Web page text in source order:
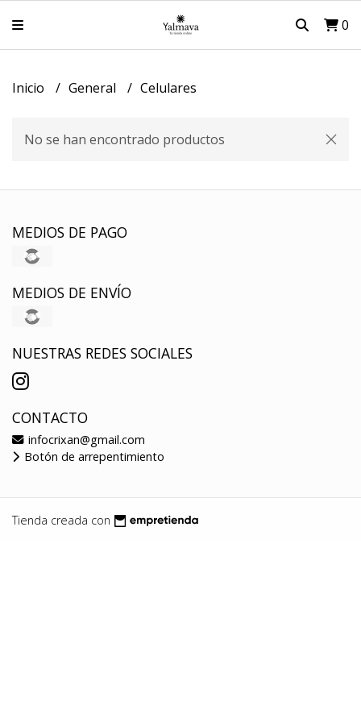
0
Inicio General Celulares
No se han encontrado productos
MEDIOS DE PAGO
MEDIOS DE ENVÍO
NUESTRAS REDES SOCIALES
CONTACTO
infocrixan@gmail.com
Botón de arrepentimiento
Tienda creada con